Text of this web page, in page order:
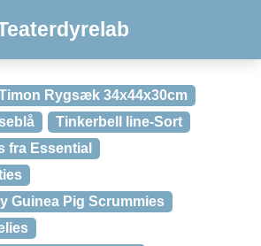
Rygsæk 34x44x30cm
Tinkerbell line-Sort
fra Essential
Guinea Pig Scrummies